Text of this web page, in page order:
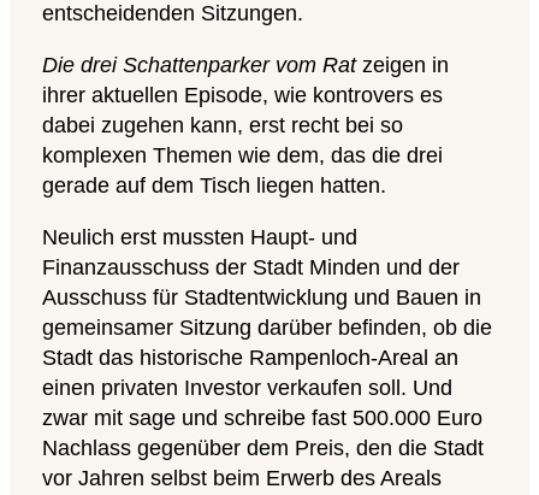
entscheidenden Sitzungen.
Die drei Schattenparker vom Ratzeigen in
ihrer aktuellen Episode, wie kontrovers es
dabei zugehen kann, erst recht bei so
komplexen Themen wie dem, das die drei
gerade auf dem Tisch liegen hatten.
Neulich erst mussten Haupt- und
Finanzausschuss der Stadt Minden und der
Ausschuss für Stadtentwicklung und Bauen in
gemeinsamer Sitzung darüber befinden, ob die
Stadt das historische Rampenloch-Areal an
einen privaten Investor verkaufen soll. Und
zwar mit sage und schreibe fast 500.000 Euro
Nachlass gegenüber dem Preis, den die Stadt
vor Jahren selbst beim Erwerb des Areals